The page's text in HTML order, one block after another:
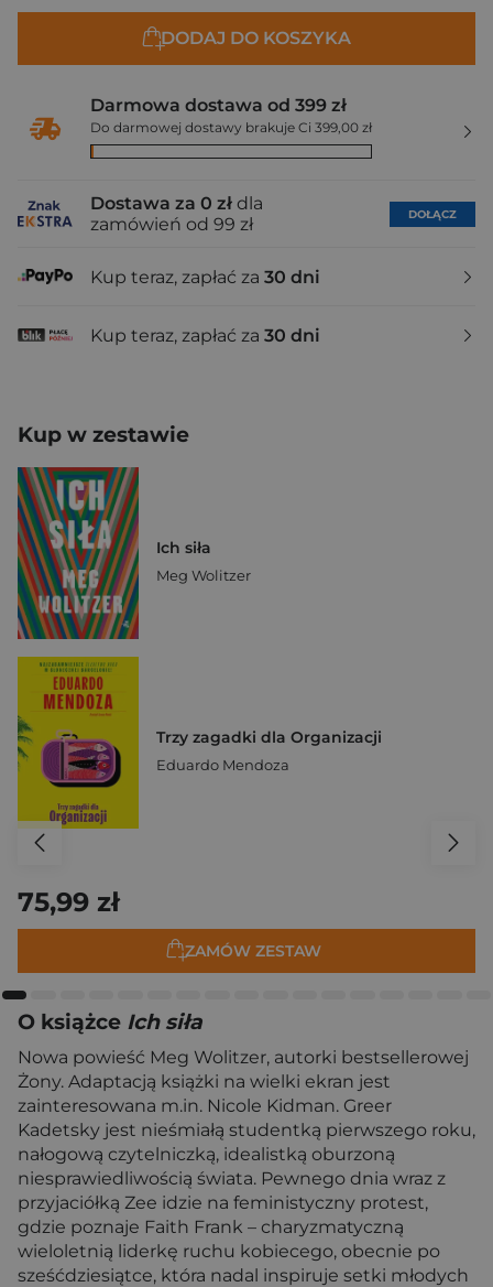
DODAJ DO KOSZYKA
Darmowa dostawa od 399 zł
Do darmowej dostawy brakuje Ci 399,00 zł
Dostawa za 0 zł dla
zamówień od 99 zł
DOŁĄCZ
Kup teraz, zapłać za 30 dni
Kup teraz, zapłać za 30 dni
Kup w zestawie
Ich siła
Meg Wolitzer
Trzy zagadki dla Organizacji
Eduardo Mendoza
75,99 zł
ZAMÓW ZESTAW
O książce Ich siła
Nowa powieść Meg Wolitzer, autorki bestsellerowej
Żony. Adaptacją książki na wielki ekran jest
zainteresowana m.in. Nicole Kidman. Greer
Kadetsky jest nieśmiałą studentką pierwszego roku,
nałogową czytelniczką, idealistką oburzoną
niesprawiedliwością świata. Pewnego dnia wraz z
przyjaciółką Zee idzie na feministyczny protest,
gdzie poznaje Faith Frank – charyzmatyczną
wieloletnią liderkę ruchu kobiecego, obecnie po
sześćdziesiątce, która nadal inspiruje setki młodych